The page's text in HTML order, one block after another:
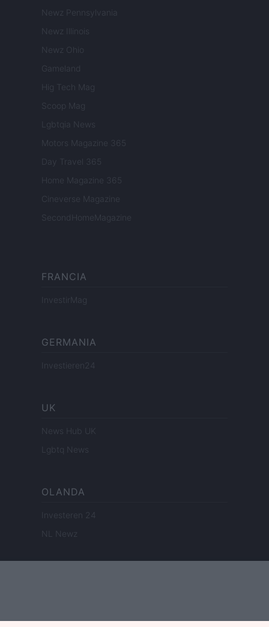
Newz Pennsylvania
Newz Illinois
Newz Ohio
Gameland
Hig Tech Mag
Scoop Mag
Lgbtqia News
Motors Magazine 365
Day Travel 365
Home Magazine 365
Cineverse Magazine
SecondHomeMagazine
FRANCIA
InvestirMag
GERMANIA
Investieren24
UK
News Hub UK
Lgbtq News
OLANDA
Investeren 24
NL Newz